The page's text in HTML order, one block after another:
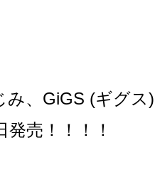
み、GiGS (ギグス
売！！！！